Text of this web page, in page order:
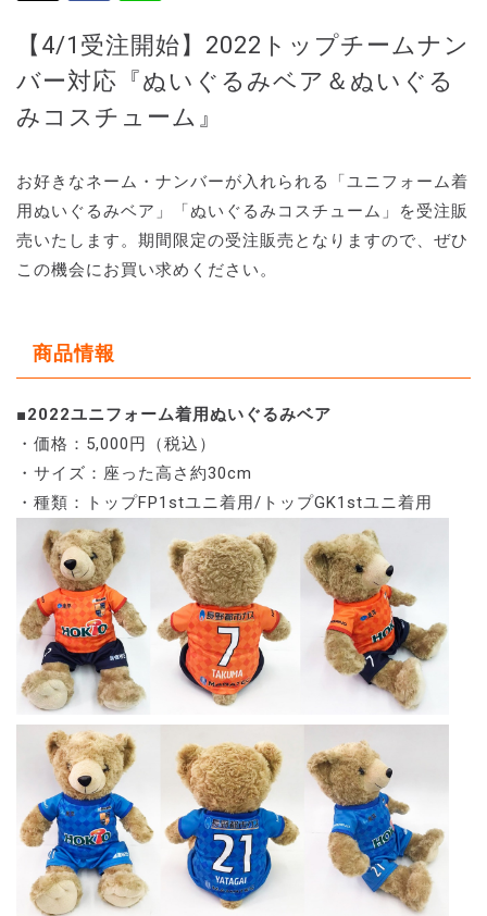
【4/1受注開始】2022トップチームナン
バー対応『ぬいぐるみベア＆ぬいぐる
みコスチューム』
お好きなネーム・ナンバーが入れられる「ユニフォーム着
用ぬいぐるみベア」「ぬいぐるみコスチューム」を受注販
売いたします。期間限定の受注販売となりますので、ぜひ
この機会にお買い求めください。
商品情報
■2022ユニフォーム着用ぬいぐるみベア
・価格：5,000円（税込）
・サイズ：座った高さ約30cm
・種類：トップFP1stユニ着用/トップGK1stユニ着用